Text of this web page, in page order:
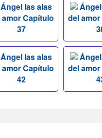
las alas
amor Capítulo
37
Ángel
del
las alas
amor Capítulo
42
Ángel
del